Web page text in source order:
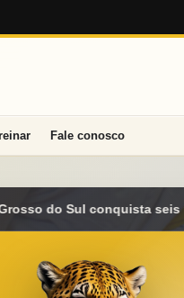
Fale conosco
e alcança o 4º lugar